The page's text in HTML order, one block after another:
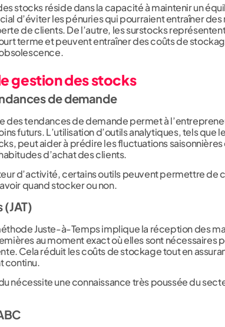
stocks réside dans la capacité à maintenir un
d’éviter les pénuries qui pourraient entraîner
de clients. De l’autre, les surstocks
terme et peuvent entraîner des coûts de
gestion des stocks
de demande
des tendances de demande permet à
futurs. L’utilisation d’outils analytiques, tels que
peut aider à prédire les fluctuations saisonnières
d’achat des clients.
d’activité, certains outils peuvent permettre de
quand stocker ou non.
Juste-à-Temps implique la réception des
au moment exact où elles sont nécessaires
Cela réduit les coûts de stockage tout en
continu.
nécessite une connaissance très poussée du